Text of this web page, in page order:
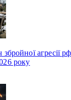
збройної агресії
року